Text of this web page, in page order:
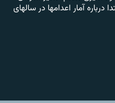
درباره آمار اعدامها در سالهای